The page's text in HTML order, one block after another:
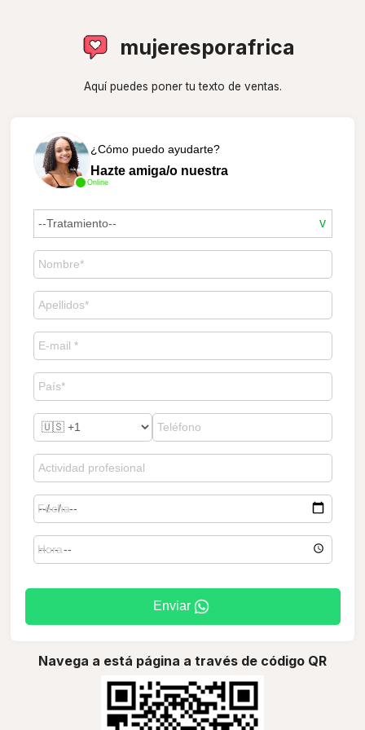
mujeresporafrica
Aquí puedes poner tu texto de ventas.
Online
¿Cómo puedo ayudarte?
Hazte amiga/o nuestra
Enviar
Navega a está página a través de código QR